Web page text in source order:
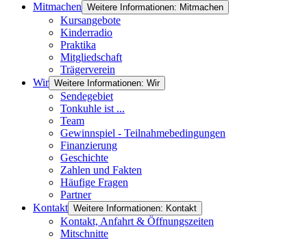
Mitmachen Weitere Informationen: Mitmachen
Kursangebote
Kinderradio
Praktika
Mitgliedschaft
Trägerverein
Wir Weitere Informationen: Wir
Sendegebiet
Tonkuhle ist ...
Team
Gewinnspiel - Teilnahmebedingungen
Finanzierung
Geschichte
Zahlen und Fakten
Häufige Fragen
Partner
Kontakt Weitere Informationen: Kontakt
Kontakt, Anfahrt & Öffnungszeiten
Mitschnitte